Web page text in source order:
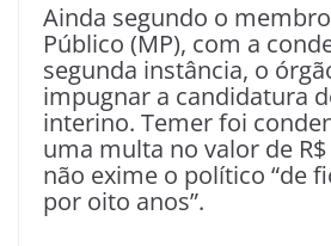
Ainda segundo o
Público (MP), com a
segunda instância, o
impugnar a candidatura
interino. Temer foi
uma multa no valor de
não exime o político “de
por oito anos”.